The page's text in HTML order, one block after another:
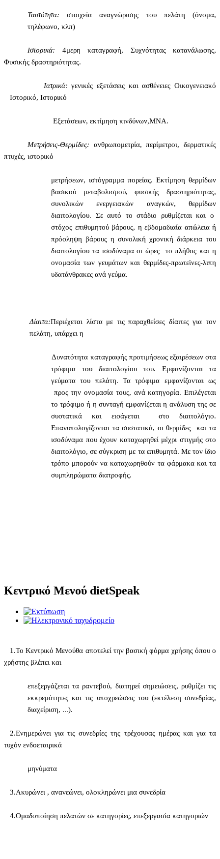
Ταυτότητα: στοιχεία αναγνώρισης του πελάτη (όνομα,
τηλέφωνο, κλπ)
Ιστορικά: 4μερη καταγραφή, Συχνότητας κατανάλωσης,
Φυσικής δραστηριότητας.
Ιατρικά: γενικές εξετάσεις και ασθένειες Οικογενειακό
Ιστορικό, Ιστορικό
Εξετάσεων, εκτίμηση κινδύνων,ΜΝΑ.
Μετρήσεις-Θερμίδες: ανθρωπομετρία, περίμετροι, δερματικές
πτυχές, ιστορικό
μετρήσεων, ιστόγραμμα πορείας. Εκτίμηση θερμίδων
βασικού μεταβολισμού, φυσικής δραστηριότητας,
συνολικών ενεργειακών αναγκών, θερμίδων
διαιτολογίου. Σε αυτό το στάδιο ρυθμίζεται και ο
στόχος επιθυμητού βάρους, η εβδομαδιαία απώλεια ή
πρόσληψη βάρους η συνολική χρονική διάρκεια του
διαιτολογίου τα ισοδύναμα οι ώρες
το πλήθος και η
ονομασία των γευμάτων και θερμίδες-πρωτεϊνες-λιπη
υδατάνθρακες ανά γεύμα.
Δίαιτα:Περιέχεται λίστα με τις παραχθείσες δίαιτες για τον
πελάτη, υπάρχει η
Δυνατότητα καταγραφής προτιμήσεως εξαιρέσεων στα
τρόφιμα του διαιτολογίου του. Εμφανίζονται τα
γεύματα του πελάτη. Τα τρόφιμα εμφανίζονται ως
προς την ονομασία τους, ανά κατηγορία. Επιλέγεται
το τρόφιμο ή η συνταγή εμφανίζεται η ανάλυση της σε
συστατικά και εισάγεται
στο διαιτολόγιο.
Επανυπολογίζονται τα συστατικά, οι θερμίδες
και τα
ισοδύναμα που έχουν καταχωρηθεί μέχρι στιγμής στο
διαιτολόγιο, σε σύγκριση με τα επιθυμητά. Με τον ίδιο
τρόπο μπορούν να καταχωρηθούν τα φάρμακα και τα
συμπληρώματα διατροφής.
Κεντρικό Μενού dietSpeak
1.Το Κεντρικό Μενούθα αποτελεί την βασική φόρμα χρήσης όπου ο
χρήστης βλέπει και
επεξεργάζεται τα ραντεβού, διατηρεί σημειώσεις, ρυθμίζει τις
εκκρεμότητες και τις υποχρεώσεις του (εκτέλεση συνεδρίας,
διαχείριση, ...).
2.Ενημερώνει για τις συνεδρίες της τρέχουσας ημέρας και για τα
τυχόν ενδοεταιρικά
μηνύματα
3.Ακυρώνει , ανανεώνει, ολοκληρώνει μια συνεδρία
4.Ομαδοποίηση πελατών σε κατηγορίες, επεξεργασία κατηγοριών